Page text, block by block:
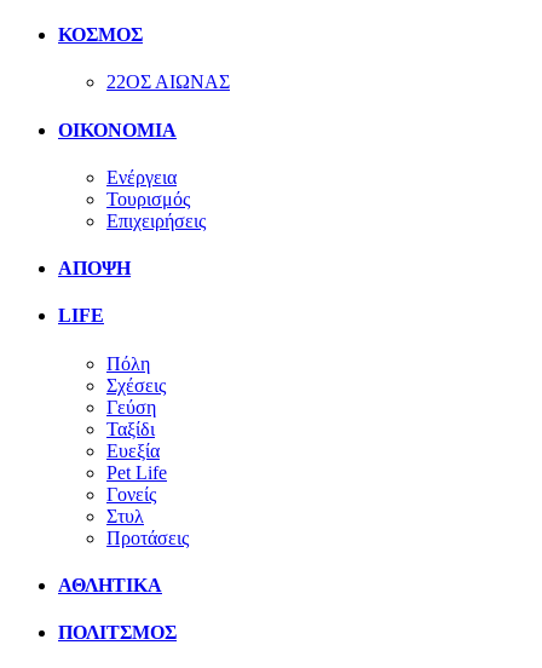
ΚΟΣΜΟΣ
22ΟΣ ΑΙΩΝΑΣ
ΟΙΚΟΝΟΜΙΑ
Ενέργεια
Τουρισμός
Επιχειρήσεις
ΑΠΟΨΗ
LIFE
Πόλη
Σχέσεις
Γεύση
Ταξίδι
Ευεξία
Pet Life
Γονείς
Στυλ
Προτάσεις
ΑΘΛΗΤΙΚΑ
ΠΟΛΙΤΣΜΟΣ